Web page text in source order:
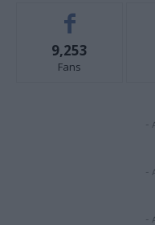
9,253
Fans
-
-
-